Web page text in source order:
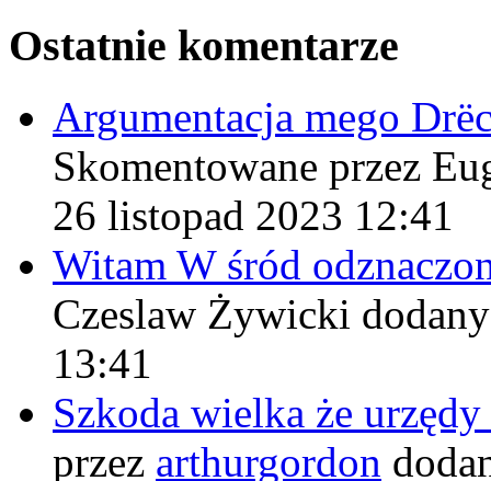
Ostatnie komentarze
Argumentacja mego
Skomentowane przez
26 listopad 2023 12:41
Witam W śród
Czeslaw Żywicki
13:41
Szkoda wielka że
przez arthurgordon